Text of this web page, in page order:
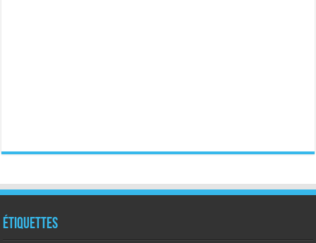
Étiquettes